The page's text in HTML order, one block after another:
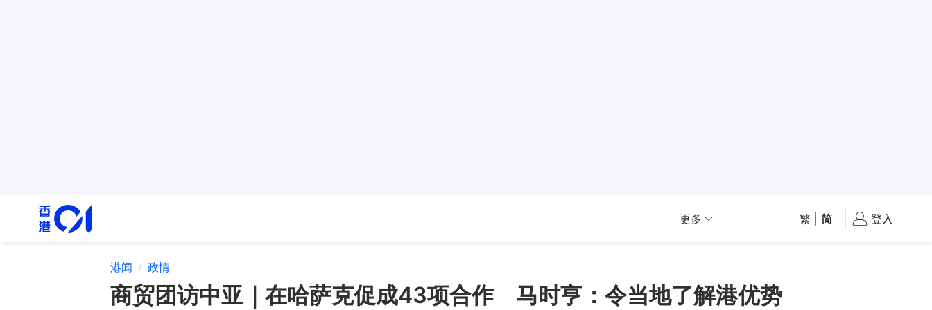
更多 繁 简 登入
港闻 政情
商贸团访中亚｜在哈萨克促成43项合作 马时亨：令当地了解港优势